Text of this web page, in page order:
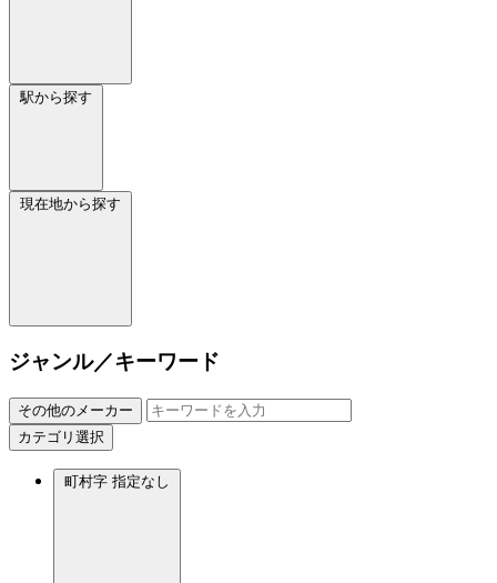
駅から探す
現在地から探す
ジャンル／キーワード
その他のメーカー
カテゴリ選択
町村字 指定なし